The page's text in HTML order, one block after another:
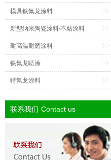
模具铁氟龙涂料
新型纳米陶瓷涂料/不粘涂料
耐高温耐磨涂料
铁氟龙喷涂
特氟龙涂料
联系我们 Contact us